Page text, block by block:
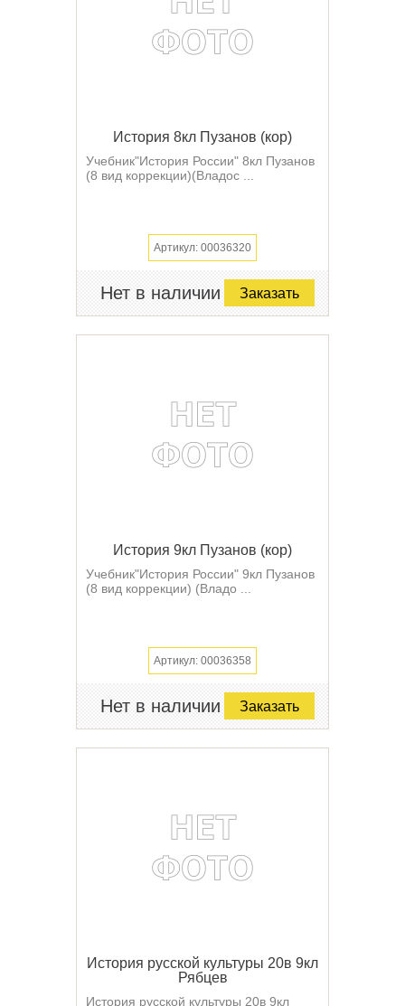
История 8кл Пузанов (кор)
Учебник"История России" 8кл Пузанов
(8 вид коррекции)(Владос ...
Артикул: 00036320
Нет в наличии Заказать
История 9кл Пузанов (кор)
Учебник"История России" 9кл Пузанов
(8 вид коррекции) (Владо ...
Артикул: 00036358
Нет в наличии Заказать
История русской культуры 20в 9кл
Рябцев
История русской культуры 20в 9кл